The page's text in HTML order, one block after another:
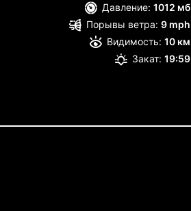
Давление: 1012 мб
Порывы ветра: 9 mph
Видимость: 10 км
Закат: 19:59